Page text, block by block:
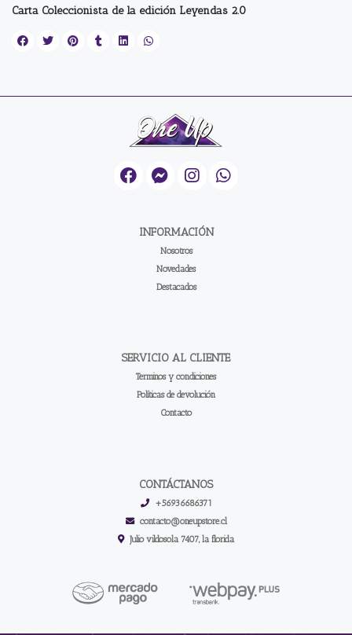
Carta Coleccionista de la edición Leyendas 2.0
INFORMACIÓN
Nosotros
Novedades
Destacados
SERVICIO AL CLIENTE
Terminos y condiciones
Políticas de devolución
Contacto
CONTÁCTANOS
+56936686371
contacto@oneupstore.cl
Julio vildosola 7407, la florida